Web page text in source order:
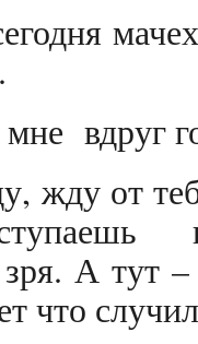
вдруг
жду от
зря. А тут
что